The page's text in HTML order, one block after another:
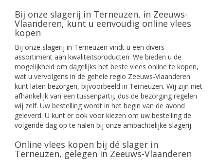
Bij onze slagerij in Terneuzen, in Zeeuws-
Vlaanderen, kunt u eenvoudig online vlees
kopen
Bij onze slagerij in Terneuzen vindt u een divers
assortiment aan kwaliteitsproducten. We bieden u de
mogelijkheid om dagelijks het beste vlees online te kopen,
wat u vervolgens in de gehele regio Zeeuws-Vlaanderen
kunt laten bezorgen, bijvoorbeeld in Terneuzen. Wij zijn niet
afhankelijk van een tussenpartij, dus de bezorging regelen
wij zelf. Uw bestelling wordt in het begin van de avond
geleverd. U kunt er ook voor kiezen om uw bestelling de
volgende dag op te halen bij onze ambachtelijke slagerij.
Online vlees kopen bij dé slager in
Terneuzen, gelegen in Zeeuws-Vlaanderen